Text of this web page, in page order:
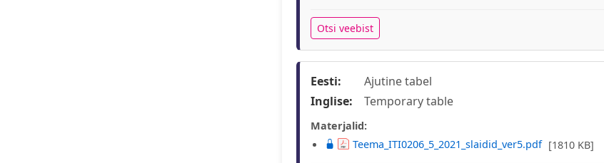
Otsi veebist
Eesti:
Ajutine tabel
Inglise:
Temporary table
Materjalid:
Teema_ITI0206_5_2021_slaidid_ver5.pdf [1810 KB]